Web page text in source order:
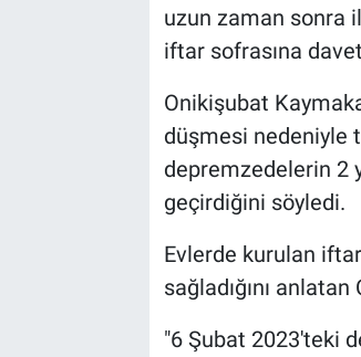
uzun zaman sonra
iftar sofrasına
Onikişubat
düşmesi nedeniyle
depremzedelerin 2
geçirdiğini söyledi.
Evlerde kurulan iftar
sağladığını
"6 Şubat 2023'teki